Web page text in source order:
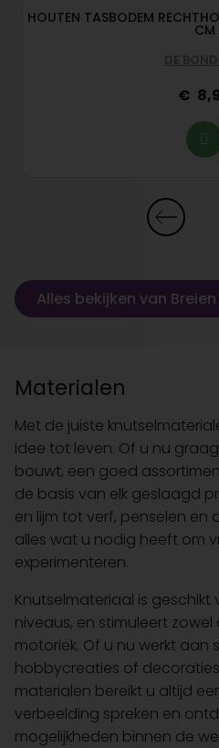
HOUTEN TASBODEM
CM
DE
Alles bekijken van
Materialen
Met de juiste
idee tot leven. Of u nu
bouwt, een goed
de basis van elk geslaagd
en lijm tot verf, penselen en
alles wat u nodig heeft om
experimenteren.
Knutselmateriaal is geschikt
niveaus, en stimuleert
motoriek. Of u nu werkt aan
hobbycreaties of
materialen bereikt u altijd
verbeelding spreken en
mogelijkheden binnen de